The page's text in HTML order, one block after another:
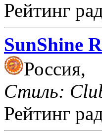
Рейтинг
SunShine
Россия,
Стиль:
Рейтинг